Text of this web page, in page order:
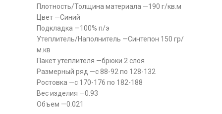
Плотность/Толщина материала —190 г/кв.м
Цвет —Синий
Подкладка —100% п/э
Утеплитель/Наполнитель —Синтепон 150 гр/
м.кв
Пакет утеплителя —брюки 2 слоя
Размерный ряд —с 88-92 по 128-132
Ростовка —с 170-176 по 182-188
Вес изделия —0.93
Объем —0.021